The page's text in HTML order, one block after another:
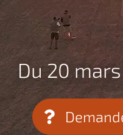
Du 20